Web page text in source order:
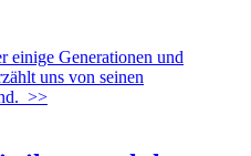
einige Generationen und
uns von seinen
>>